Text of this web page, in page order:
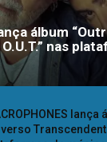
álbum
nas
lança